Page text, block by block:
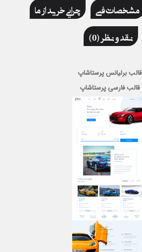
مشخصات فنی
چرایی خرید از ما
نقد و نظر (0)
قالب برلیانس پرستاشاپ
قالب فارسی پرستاشاپ